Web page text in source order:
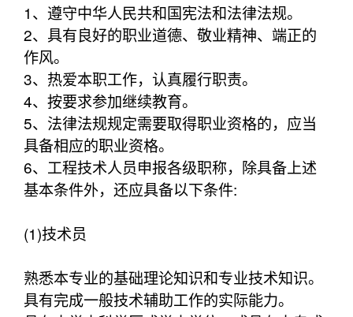
1、遵守中华人民共和国宪法和法律法规。
2、具有良好的职业道德、敬业精神、端正的
作风。
3、热爱本职工作，认真履行职责。
4、按要求参加继续教育。
5、法律法规规定需要取得职业资格的，应当
具备相应的职业资格。
6、工程技术人员申报各级职称，除具备上述
基本条件外，还应具备以下条件:
(1)技术员
熟悉本专业的基础理论知识和专业技术知识。
具有完成一般技术辅助工作的实际能力。